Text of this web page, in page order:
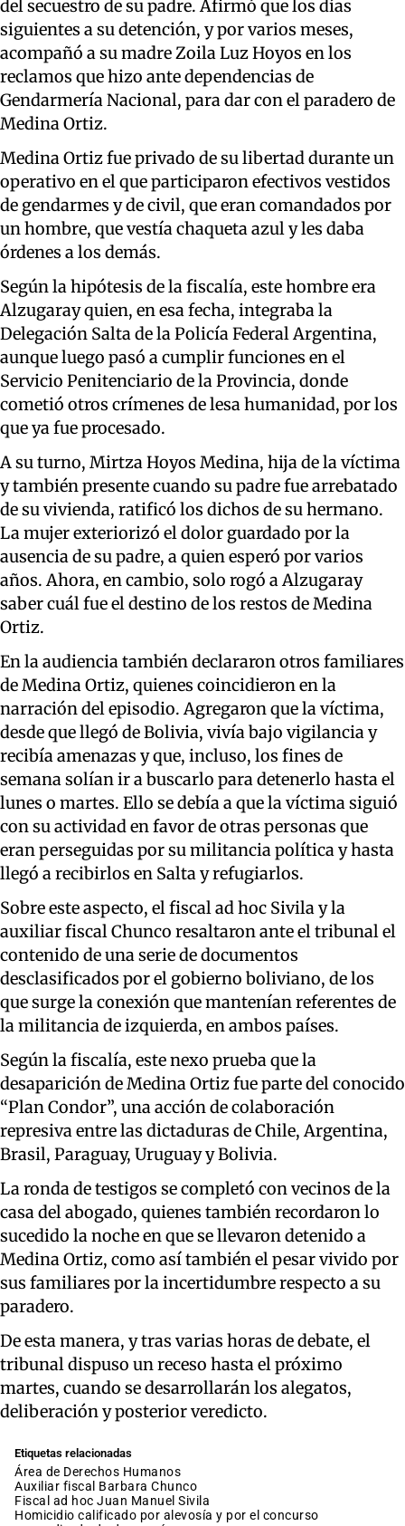
del secuestro de su padre. Afirmó que los días
siguientes a su detención, y por varios meses,
acompañó a su madre Zoila Luz Hoyos en los
reclamos que hizo ante dependencias de
Gendarmería Nacional, para dar con el paradero de
Medina Ortiz.
Medina Ortiz fue privado de su libertad durante un
operativo en el que participaron efectivos vestidos
de gendarmes y de civil, que eran comandados por
un hombre, que vestía chaqueta azul y les daba
órdenes a los demás.
Según la hipótesis de la fiscalía, este hombre era
Alzugaray quien, en esa fecha, integraba la
Delegación Salta de la Policía Federal Argentina,
aunque luego pasó a cumplir funciones en el
Servicio Penitenciario de la Provincia, donde
cometió otros crímenes de lesa humanidad, por los
que ya fue procesado.
A su turno, Mirtza Hoyos Medina, hija de la víctima
y también presente cuando su padre fue arrebatado
de su vivienda, ratificó los dichos de su hermano.
La mujer exteriorizó el dolor guardado por la
ausencia de su padre, a quien esperó por varios
años. Ahora, en cambio, solo rogó a Alzugaray
saber cuál fue el destino de los restos de Medina
Ortiz.
En la audiencia también declararon otros familiares
de Medina Ortiz, quienes coincidieron en la
narración del episodio. Agregaron que la víctima,
desde que llegó de Bolivia, vivía bajo vigilancia y
recibía amenazas y que, incluso, los fines de
semana solían ir a buscarlo para detenerlo hasta el
lunes o martes. Ello se debía a que la víctima siguió
con su actividad en favor de otras personas que
eran perseguidas por su militancia política y hasta
llegó a recibirlos en Salta y refugiarlos.
Sobre este aspecto, el fiscal ad hoc Sivila y la
auxiliar fiscal Chunco resaltaron ante el tribunal el
contenido de una serie de documentos
desclasificados por el gobierno boliviano, de los
que surge la conexión que mantenían referentes de
la militancia de izquierda, en ambos países.
Según la fiscalía, este nexo prueba que la
desaparición de Medina Ortiz fue parte del conocido
“Plan Condor”, una acción de colaboración
represiva entre las dictaduras de Chile, Argentina,
Brasil, Paraguay, Uruguay y Bolivia.
La ronda de testigos se completó con vecinos de la
casa del abogado, quienes también recordaron lo
sucedido la noche en que se llevaron detenido a
Medina Ortiz, como así también el pesar vivido por
sus familiares por la incertidumbre respecto a su
paradero.
De esta manera, y tras varias horas de debate, el
tribunal dispuso un receso hasta el próximo
martes, cuando se desarrollarán los alegatos,
deliberación y posterior veredicto.
Etiquetas relacionadas
Área de Derechos Humanos
auxiliar fiscal Barbara Chunco
fiscal ad hoc Juan Manuel Sivila
homicidio calificado por alevosía y por el concurso